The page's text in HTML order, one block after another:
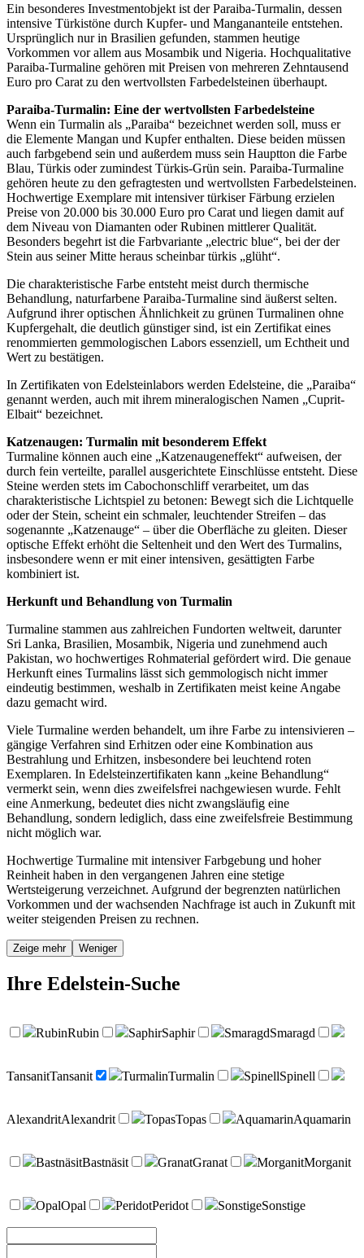
Ein besonderes Investmentobjekt ist der Paraiba-Turmalin, dessen
intensive Türkistöne durch Kupfer- und Mangananteile entstehen.
Ursprünglich nur in Brasilien gefunden, stammen heutige
Vorkommen vor allem aus Mosambik und Nigeria. Hochqualitative
Paraiba-Turmaline gehören mit Preisen von mehreren Zehntausend
Euro pro Carat zu den wertvollsten Farbedelsteinen überhaupt.
Paraiba-Turmalin: Eine der wertvollsten Farbedelsteine
Wenn ein Turmalin als „Paraiba“ bezeichnet werden soll, muss er
die Elemente Mangan und Kupfer enthalten. Diese beiden müssen
auch farbgebend sein und außerdem muss sein Hauptton die Farbe
Blau, Türkis oder zumindest Türkis-Grün sein. Paraiba-Turmaline
gehören heute zu den gefragtesten und wertvollsten Farbedelsteinen.
Hochwertige Exemplare mit intensiver türkiser Färbung erzielen
Preise von 20.000 bis 30.000 Euro pro Carat und liegen damit auf
dem Niveau von Diamanten oder Rubinen mittlerer Qualität.
Besonders begehrt ist die Farbvariante „electric blue“, bei der der
Stein aus seiner Mitte heraus scheinbar türkis „glüht“.
Die charakteristische Farbe entsteht meist durch thermische
Behandlung, naturfarbene Paraiba-Turmaline sind äußerst selten.
Aufgrund ihrer optischen Ähnlichkeit zu grünen Turmalinen ohne
Kupfergehalt, die deutlich günstiger sind, ist ein Zertifikat eines
renommierten gemmologischen Labors essenziell, um Echtheit und
Wert zu bestätigen.
In Zertifikaten von Edelsteinlabors werden Edelsteine, die „Paraiba“
genannt werden, auch mit ihrem mineralogischen Namen „Cuprit-
Elbait“ bezeichnet.
Katzenaugen: Turmalin mit besonderem Effekt
Turmaline können auch eine „Katzenaugeneffekt“ aufweisen, der
durch fein verteilte, parallel ausgerichtete Einschlüsse entsteht. Diese
Steine werden stets im Cabochonschliff verarbeitet, um das
charakteristische Lichtspiel zu betonen: Bewegt sich die Lichtquelle
oder der Stein, scheint ein schmaler, leuchtender Streifen – das
sogenannte „Katzenauge“ – über die Oberfläche zu gleiten. Dieser
optische Effekt erhöht die Seltenheit und den Wert des Turmalins,
insbesondere wenn er mit einer intensiven, gesättigten Farbe
kombiniert ist.
Herkunft und Behandlung von Turmalin
Turmaline stammen aus zahlreichen Fundorten weltweit, darunter
Sri Lanka, Brasilien, Mosambik, Nigeria und zunehmend auch
Pakistan, wo hochwertiges Rohmaterial gefördert wird. Die genaue
Herkunft eines Turmalins lässt sich gemmologisch nicht immer
eindeutig bestimmen, weshalb in Zertifikaten meist keine Angabe
dazu gemacht wird.
Viele Turmaline werden behandelt, um ihre Farbe zu intensivieren –
gängige Verfahren sind Erhitzen oder eine Kombination aus
Bestrahlung und Erhitzen, insbesondere bei leuchtend roten
Exemplaren. In Edelsteinzertifikaten kann „keine Behandlung“
vermerkt sein, wenn dies zweifelsfrei nachgewiesen wurde. Fehlt
eine Anmerkung, bedeutet dies nicht zwangsläufig eine
Behandlung, sondern lediglich, dass eine zweifelsfreie Bestimmung
nicht möglich war.
Hochwertige Turmaline mit intensiver Farbgebung und hoher
Reinheit haben in den vergangenen Jahren eine stetige
Wertsteigerung verzeichnet. Aufgrund der begrenzten natürlichen
Vorkommen und der wachsenden Nachfrage ist auch in Zukunft mit
weiter steigenden Preisen zu rechnen.
Zeige mehr Weniger
Ihre Edelstein-Suche
RubinRubin SaphirSaphir SmaragdSmaragd
TansanitTansanit TurmalinTurmalin SpinellSpinell
AlexandritAlexandrit TopasTopas AquamarinAquamarin
BastnäsitBastnäsit GranatGranat MorganitMorganit
OpalOpal PeridotPeridot SonstigeSonstige